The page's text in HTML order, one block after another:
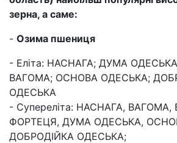
зерна, а саме:
- Озима пшениця
- Еліта: НАСНАГА; ДУМА
ВАГОМА; ОСНОВА ОДЕСЬКА;
ОДЕСЬКА
- Супереліта: НАСНАГА, ВАГОМА,
ФОРТЕЦЯ, ДУМА ОДЕСЬКА,
ДОБРОДІЙКА ОДЕСЬКА;